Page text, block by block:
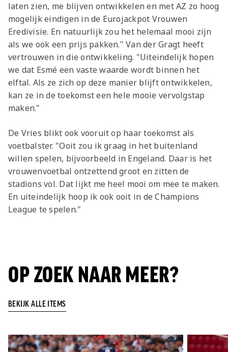
laten zien, me blijven ontwikkelen en met AZ zo hoog
mogelijk eindigen in de Eurojackpot Vrouwen
Eredivisie. En natuurlijk zou het helemaal mooi zijn
als we ook een prijs pakken." Van der Gragt heeft
vertrouwen in die ontwikkeling. "Uiteindelijk hopen
we dat Esmé een vaste waarde wordt binnen het
elftal. Als ze zich op deze manier blijft ontwikkelen,
kan ze in de toekomst een hele mooie vervolgstap
maken."
De Vries blikt ook vooruit op haar toekomst als
voetbalster. "Ooit zou ik graag in het buitenland
willen spelen, bijvoorbeeld in Engeland. Daar is het
vrouwenvoetbal ontzettend groot en zitten de
stadions vol. Dat lijkt me heel mooi om mee te maken.
En uiteindelijk hoop ik ook ooit in de Champions
League te spelen."
OP ZOEK NAAR MEER?
BEKIJK ALLE ITEMS